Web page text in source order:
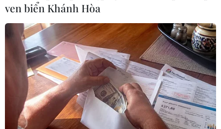
2/1/2022, trước khi trả lại chủ sở hữu./.
(TTXVN/Vietnam+)
ven biển Khánh Hòa